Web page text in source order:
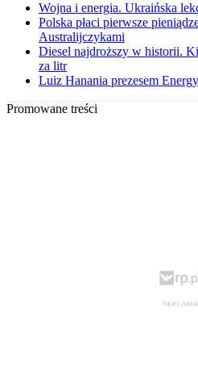
Wojna i energia. Ukraińska
Polska płaci pierwsze
Australijczykami
Diesel najdroższy w historii.
za litr
Luiz Hanania prezesem
Promowane treści